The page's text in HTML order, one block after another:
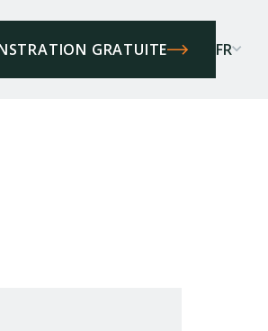
GRATUITE FR